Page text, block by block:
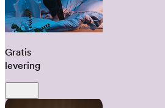
Gratis
levering